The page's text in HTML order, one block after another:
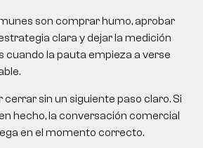
son comprar humo, aprobar
clara y dejar la medición
cuando la pauta empieza a verse
sin un siguiente paso claro. Si
hecho, la conversación comercial
en el momento correcto.